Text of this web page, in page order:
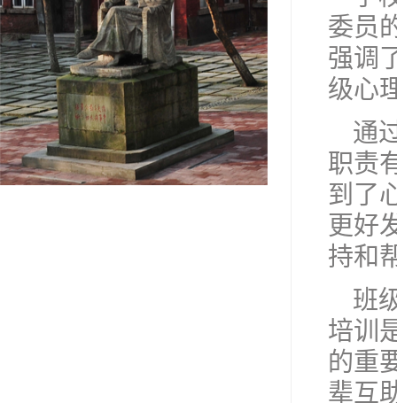
委员
强调
级心
通
职责
到了
更好
持和
班
培训
的重
辈互